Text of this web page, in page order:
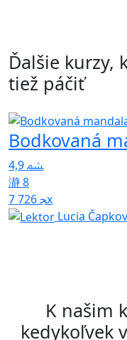
Ďalšie kurzy,
tiež páčiť
Bodkovaná
4,9
8
7 726x
Lucia
K našim
kedykoľvek